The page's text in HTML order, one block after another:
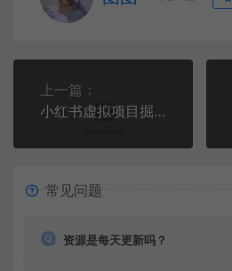
上一篇：
小红书虚拟项目掘金9.0 ：从养号开店到运维优化，玩转AI创作解锁虚拟项目盈利
常见问题
资源是每天更新吗？